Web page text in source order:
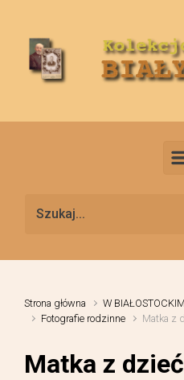
Strona główna
W
Fotografie rodzinne
Matka z
Matka z